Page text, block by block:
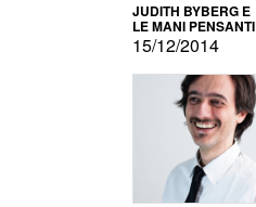
JUDITH BYBERG E
LE MANI PENSANTI
15/12/2014